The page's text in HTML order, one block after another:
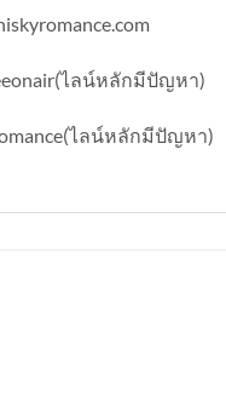
ไลน์หลักมีปัญหา)
ไลน์หลักมีปัญหา)